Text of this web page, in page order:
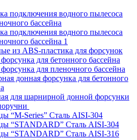
подключения водного пылесоса
бассейна
подключения водного пылесоса
бассейна 1
из ABS-пластика для форсунок
для бетонного бассейна
для пленочного бассейна
донная форсунка для бетонного
для шарнирной донной форсунки
“M-Series” Сталь AISI-304
“STANDARD” Сталь AISI-304
“STANDARD” Сталь AISI-316